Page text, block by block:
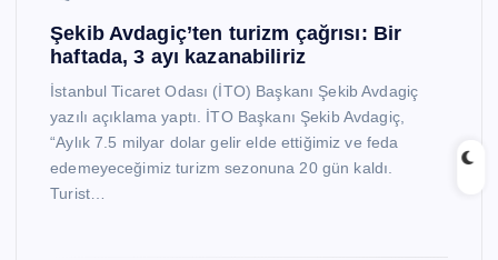
Şekib Avdagiç’ten turizm çağrısı: Bir
haftada, 3 ayı kazanabiliriz
İstanbul Ticaret Odası (İTO) Başkanı Şekib Avdagiç
yazılı açıklama yaptı. İTO Başkanı Şekib Avdagiç,
“Aylık 7.5 milyar dolar gelir elde ettiğimiz ve feda
edemeyeceğimiz turizm sezonuna 20 gün kaldı.
Turist…